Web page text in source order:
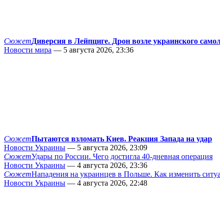
СюжетДиверсия в Лейпциге. Дрон возле украинского
Новости мира — 5 августа 2026, 23:36
СюжетПытаются взломать Киев. Реакция Запада на удар
Новости Украины — 5 августа 2026, 23:09
СюжетУдары по России. Чего достигла 40-дневная операция
Новости Украины — 4 августа 2026, 23:36
СюжетНападения на украинцев в Польше. Как изменить
Новости Украины — 4 августа 2026, 22:48